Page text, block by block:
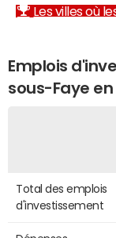
Les villes où
Emplois
sous-Faye
Total des emplois
d'investissement